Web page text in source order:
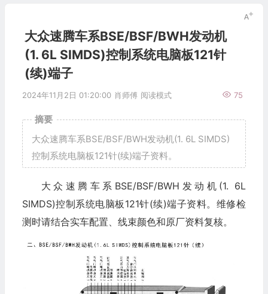
大众速腾车系BSE/BSF/BWH发动机
(1. 6L SIMDS)控制系统电脑板121针
(续)端子
2024年11月2日 01:20:00 肖师傅 75
阅读模式
摘要
大众速腾车系BSE/BSF/BWH发动机(1. 6L SIMDS)
控制系统电脑板121针(续)端子资料。
大众速腾车系BSE/BSF/BWH发动机(1. 6L
SIMDS)控制系统电脑板121针(续)端子资料。维修检
测时请结合实车配置、线束颜色和原厂资料复核。